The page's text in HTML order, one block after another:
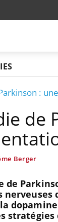
:
de
Berger
de
nerveuses